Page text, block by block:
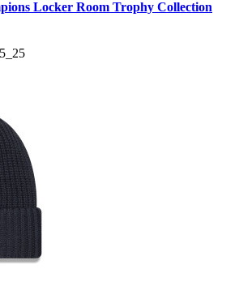
Locker Room Trophy Collection